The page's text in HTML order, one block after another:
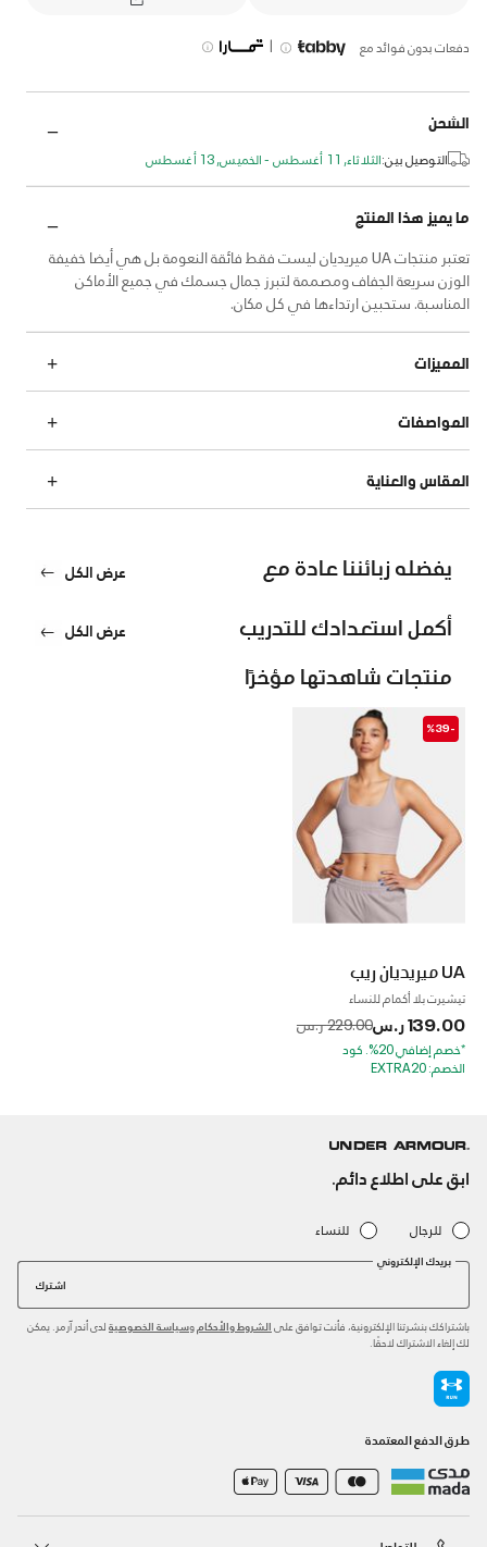
دفعات بدون فوائد مع |
الشحن
التوصيل بين:الثلاثاء, 11 أغسطس - الخميس, 13 أغسطس
ما يميز هذا المنتج
تعتبر منتجات UA ميريديان ليست فقط فائقة النعومة بل هي أيضا خفيفة
الوزن سريعة الجفاف ومصممة لتبرز جمال جسمك في جميع الأماكن
المناسبة. ستحبين ارتداءها في كل مكان.
المميزات
المواصفات
المقاس والعناية
يفضله زبائننا عادة مع عرض الكل
أكمل استعدادك للتدريب عرض الكل
منتجات شاهدتها مؤخرًا
-%39
UA ميريديان ريب
تيشيرت بلا أكمام للنساء
139.00 ر.س Price reduced from
229.00 ر.س to
*خصم إضافي 20%. كود
الخصم: EXTRA20
ابق على اطلاع دائم.
للرجال للنساء
بريدك الإلكتروني
اشترك
باشتراكك بنشرتنا الإلكترونية، فأنت توافق على الشروط والأحكام وسياسة الخصوصية لدى أندر آرمر. يمكن
لك إلغاء الاشتراك لاحقًا.
طرق الدفع المعتمدة